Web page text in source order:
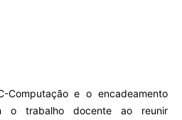
Computação e o encadeamento
o trabalho docente ao reunir